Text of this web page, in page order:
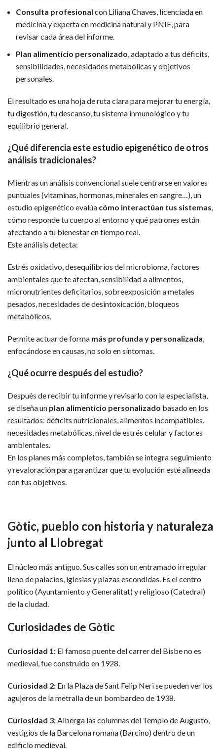
Consulta profesional con Liliana Chaves, licenciada en
medicina y experta en medicina natural y PNIE, para
revisar cada área del informe.
Plan alimenticio personalizado, adaptado a tus déficits,
sensibilidades, necesidades metabólicas y objetivos
personales.
El resultado es una hoja de ruta clara para mejorar tu energía,
tu digestión, tu descanso, tu sistema inmunológico y tu
equilibrio general.
¿Qué diferencia este estudio epigenético de otros
análisis tradicionales?
Mientras un análisis convencional suele centrarse en valores
puntuales (vitaminas, hormonas, minerales en sangre…), un
estudio epigenético evalúa cómo interactúan tus sistemas,
cómo responde tu cuerpo al entorno y qué patrones están
afectando a tu bienestar en tiempo real.
Este análisis detecta:
Estrés oxidativo, desequilibrios del microbioma, factores
ambientales que te afectan, sensibilidad a alimentos,
micronutrientes deficitarios, sobreexposición a metales
pesados, necesidades de desintoxicación, bloqueos
metabólicos.
Permite actuar de forma más profunda y personalizada,
enfocándose en causas, no solo en síntomas.
¿Qué ocurre después del estudio?
Después de recibir tu informe y revisarlo con la especialista,
se diseña un plan alimenticio personalizado basado en los
resultados: déficits nutricionales, alimentos incompatibles,
necesidades metabólicas, nivel de estrés celular y factores
ambientales.
En los planes más completos, también se integra seguimiento
y revaloración para garantizar que tu evolución esté alineada
con tus objetivos.
Gòtic, pueblo con historia y naturaleza
junto al Llobregat
El núcleo más antiguo. Sus calles son un entramado irregular
lleno de palacios, iglesias y plazas escondidas. Es el centro
político (Ayuntamiento y Generalitat) y religioso (Catedral)
de la ciudad.
Curiosidades de Gòtic
Curiosidad 1: El famoso puente del carrer del Bisbe no es
medieval, fue construido en 1928.
Curiosidad 2: En la Plaza de Sant Felip Neri se pueden ver los
agujeros de la metralla de un bombardeo de 1938.
Curiosidad 3:Alberga las columnas del Templo de Augusto,
vestigios de la Barcelona romana (Barcino) dentro de un
edificio medieval.